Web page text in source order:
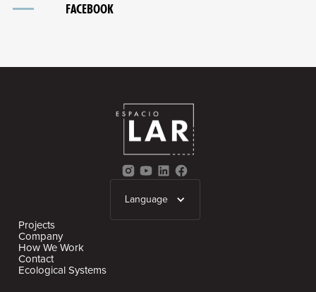
FACEBOOK
Language
Projects
Company
How We Work
Contact
Ecological Systems